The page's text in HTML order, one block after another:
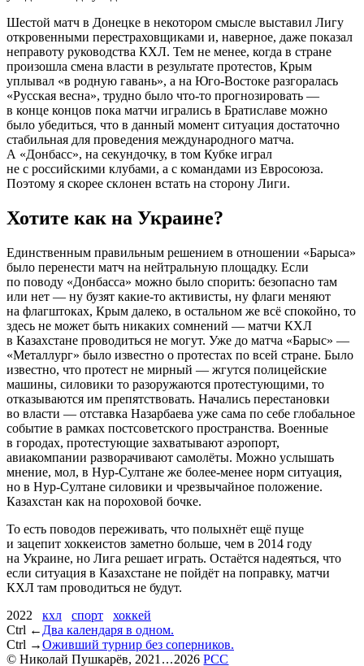
Шестой матч в Донецке в некотором смысле выставил Лигу
откровенными перестраховщиками и, наверное, даже показал
неправоту руководства КХЛ. Тем не менее, когда в стране
произошла смена власти в результате протестов, Крым
уплывал «в родную гавань», а на Юго-Востоке разгоралась
«Русская весна», трудно было что-то прогнозировать —
в конце концов пока матчи игрались в Братиславе можно
было убедиться, что в данный момент ситуация достаточно
стабильная для проведения международного матча.
А «Донбасс», на секундочку, в том Кубке играл
не с российскими клубами, а с командами из Евросоюза.
Поэтому я скорее склонен встать на сторону Лиги.
Хотите как на Украине?
Единственным правильным решением в отношении «Барыса»
было перенести матч на нейтральную площадку. Если
по поводу «Донбасса» можно было спорить: безопасно там
или нет — ну бузят какие-то активисты, ну флаги меняют
на флагштоках, Крым далеко, в остальном же всё спокойно, то
здесь не может быть никаких сомнений — матчи КХЛ
в Казахстане проводиться не могут. Уже до матча «Барыс» —
«Металлург» было известно о протестах по всей стране. Было
известно, что протест не мирный — жгутся полицейские
машины, силовики то разоружаются протестующими, то
отказываются им препятствовать. Начались перестановки
во власти — отставка Назарбаева уже сама по себе глобальное
событие в рамках постсоветского пространства. Военные
в городах, протестующие захватывают аэропорт,
авиакомпании разворачивают самолёты. Можно услышать
мнение, мол, в Нур-Султане же более-менее норм ситуация,
но в Нур-Султане силовики и чрезвычайное положение.
Казахстан как на пороховой бочке.
То есть поводов переживать, что полыхнёт ещё пуще
и зацепит хоккеистов заметно больше, чем в 2014 году
на Украине, но Лига решает играть. Остаётся надеяться, что
если ситуация в Казахстане не пойдёт на поправку, матчи
КХЛ там проводиться не будут.
2022
кхл спорт
хоккей
Ctrl ← Два календаря в одном.
Ctrl →Оживший турнир без соперников.
© Николай Пушкарёв, 2021 ...2026РСС